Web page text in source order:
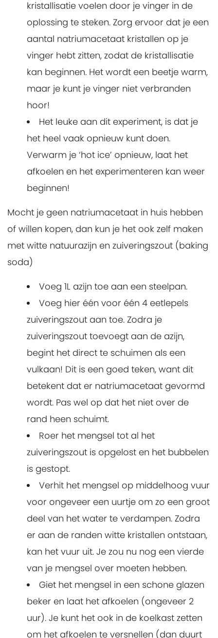
kristallisatie voelen door je vinger in de
oplossing te steken. Zorg ervoor dat je een
aantal natriumacetaat kristallen op je
vinger hebt zitten, zodat de kristallisatie
kan beginnen. Het wordt een beetje warm,
maar je kunt je vinger niet verbranden
hoor!
Het leuke aan dit experiment, is dat je
het heel vaak opnieuw kunt doen.
Verwarm je ‘hot ice’ opnieuw, laat het
afkoelen en het experimenteren kan weer
beginnen!
Mocht je geen natriumacetaat in huis hebben
of willen kopen, dan kun je het ook zelf maken
met witte natuurazijn en zuiveringszout (baking
soda)
Voeg 1L azijn toe aan een steelpan.
Voeg hier één voor één 4 eetlepels
zuiveringszout aan toe. Zodra je
zuiveringszout toevoegt aan de azijn,
begint het direct te schuimen als een
vulkaan! Dit is een goed teken, want dit
betekent dat er natriumacetaat gevormd
wordt. Pas wel op dat het niet over de
rand heen schuimt.
Roer het mengsel tot al het
zuiveringszout is opgelost en het bubbelen
is gestopt.
Verhit het mengsel op middelhoog vuur
voor ongeveer een uurtje om zo een groot
deel van het water te verdampen. Zodra
er aan de randen witte kristallen ontstaan,
kan het vuur uit. Je zou nu nog een vierde
van je mengsel over moeten hebben.
Giet het mengsel in een schone glazen
beker en laat het afkoelen (ongeveer 2
uur). Je kunt het ook in de koelkast zetten
om het afkoelen te versnellen (dan duurt